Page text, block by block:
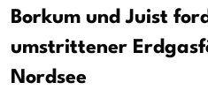
Borkum und Juist
umstrittener
Nordsee